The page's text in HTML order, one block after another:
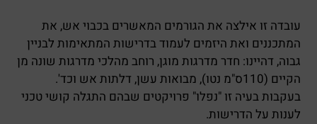
עובדה זו אילצה את הגורמים המאשרים בכבוי אש, את
המתכננים ואת היזמים לעמוד בדרישות המתאימות לבניין
גבוה, דהיינו: חדר מדרגות מוגן, רוחב מהלכי מדרגות שונה מן
הקיים (110ס"מ נטו), מבואות עשן, דלתות אש וכד'.
בעקבות בעיה זו "נפלו" פרויקטים שבהם התגלה קושי טכני
לענות על הדרישות.